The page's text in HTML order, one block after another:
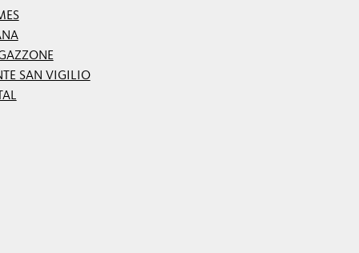
SAN VIGILIO